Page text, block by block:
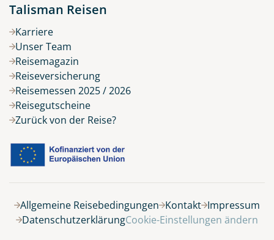
Talisman Reisen
Karriere
Unser Team
Reisemagazin
Reiseversicherung
Reisemessen 2025 / 2026
Reisegutscheine
Zurück von der Reise?
Allgemeine Reisebedingungen Kontakt Impressum
DatenschutzerklärungCookie-Einstellungen ändern